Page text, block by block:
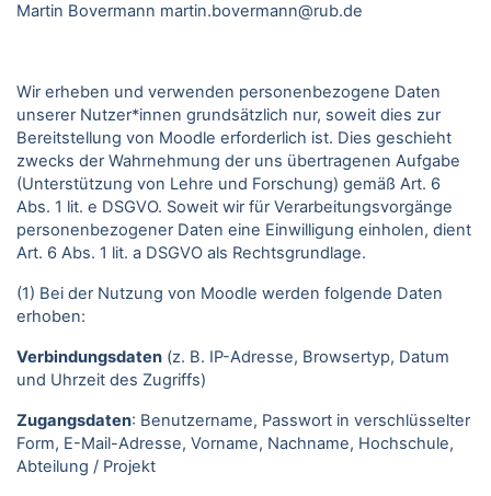
Martin Bovermann martin.bovermann@rub.de
Wir erheben und verwenden personenbezogene Daten
unserer Nutzer*innen grundsätzlich nur, soweit dies zur
Bereitstellung von Moodle erforderlich ist. Dies geschieht
zwecks der Wahrnehmung der uns übertragenen Aufgabe
(Unterstützung von Lehre und Forschung) gemäß Art. 6
Abs. 1 lit. e DSGVO. Soweit wir für Verarbeitungsvorgänge
personenbezogener Daten eine Einwilligung einholen, dient
Art. 6 Abs. 1 lit. a DSGVO als Rechtsgrundlage.
(1) Bei der Nutzung von Moodle werden folgende Daten
erhoben:
Verbindungsdaten (z. B. IP-Adresse, Browsertyp, Datum
und Uhrzeit des Zugriffs)
Zugangsdaten: Benutzername, Passwort in verschlüsselter
Form, E-Mail-Adresse, Vorname, Nachname, Hochschule,
Abteilung / Projekt